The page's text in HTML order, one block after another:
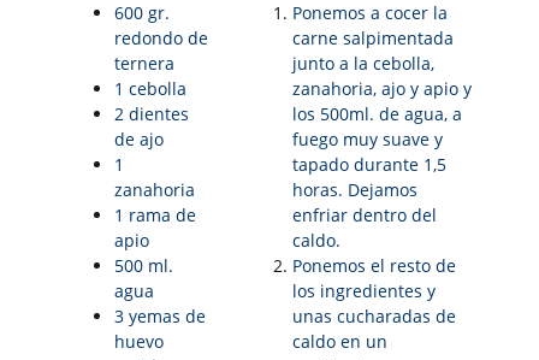
600 gr.
redondo de
ternera
1 cebolla
2 dientes
de ajo
1
zanahoria
1 rama de
apio
500 ml.
agua
3 yemas de
huevo
Ponemos a cocer la
carne salpimentada
junto a la cebolla,
zanahoria, ajo y apio y
los 500ml. de agua, a
fuego muy suave y
tapado durante 1,5
horas. Dejamos
enfriar dentro del
caldo.
Ponemos el resto de
los ingredientes y
unas cucharadas de
caldo en un